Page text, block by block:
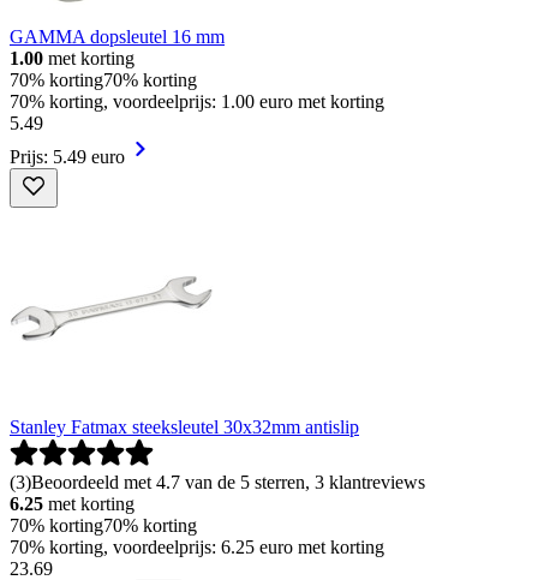
GAMMA dopsleutel 16 mm
1.00 met korting
70% korting70% korting
70% korting, voordeelprijs: 1.00 euro met korting
5.49
Prijs: 5.49 euro
Stanley Fatmax steeksleutel 30x32mm antislip
(3)Beoordeeld met 4.7 van de 5 sterren, 3 klantreviews
6.25 met korting
70% korting70% korting
70% korting, voordeelprijs: 6.25 euro met korting
23.69